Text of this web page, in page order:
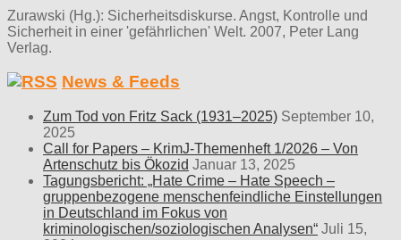
Zurawski (Hg.): Sicherheitsdiskurse. Angst, Kontrolle und
Sicherheit in einer 'gefährlichen' Welt. 2007, Peter Lang
Verlag.
News & Feeds
Zum Tod von Fritz Sack (1931–2025) September 10,
2025
Call for Papers – KrimJ-Themenheft 1/2026 – Von
Artenschutz bis Ökozid Januar 13, 2025
Tagungsbericht: „Hate Crime – Hate Speech –
gruppenbezogene menschenfeindliche Einstellungen
in Deutschland im Fokus von
kriminologischen/soziologischen Analysen“ Juli 15,